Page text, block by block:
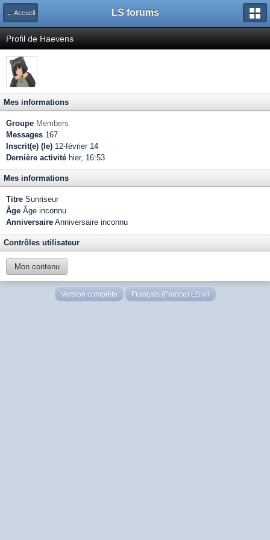
← Accueil LS forums
Profil de Haevens
Mes informations
Groupe Members
Messages 167
Inscrit(e) (le) 12-février 14
Dernière activité hier, 16:53
Mes informations
Titre Sunriseur
Âge Âge inconnu
Anniversaire Anniversaire inconnu
Contrôles utilisateur
Mon contenu
Version complète Français (France) LS v4